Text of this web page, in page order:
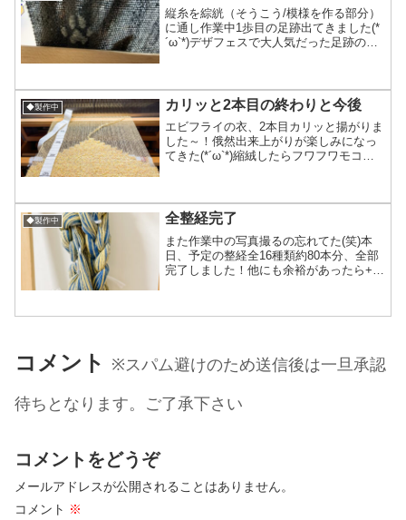
縦糸を綜絖（そうこう/模様を作る部分）
に通し作業中1歩目の足跡出てきました(*
´ω`*)デザフェスで大人気だった足跡のマ
「チャコールグレーとかあったらいい
な」...
◆製作中 カリッと2本目の終わりと今後
エビフライの衣、2本目カリッと揚がりま
した～！俄然出来上がりが楽しみになっ
てきた(*´ω`*)縮絨したらフワフワモコモ
みたい！！予定通り上手く尻尾とドッキ
ング出来る...
◆製作中 全整経完了
また作業中の写真撮るの忘れてた(笑)本
日、予定の整経全16種類約80本分、全部
完了しました！他にも余裕があったら+6
も、整経を先に終わらせておかないと後
コメント ※スパム避けのため送信後は一旦承認
待ちとなります。ご了承下さい
コメントをどうぞ
メールアドレスが公開されることはありません。
コメント ※